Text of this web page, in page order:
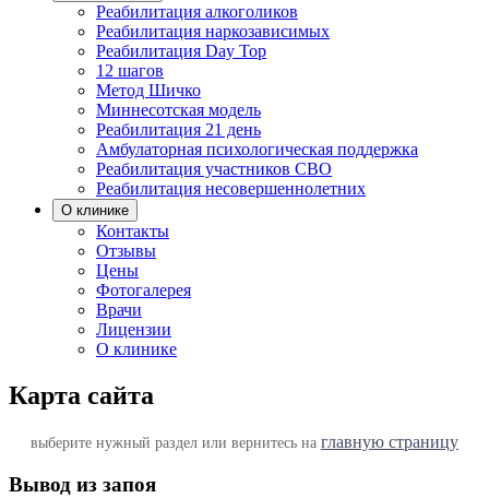
Реабилитация алкоголиков
Реабилитация наркозависимых
Реабилитация Day Top
12 шагов
Метод Шичко
Миннесотская модель
Реабилитация 21 день
Амбулаторная психологическая поддержка
Реабилитация участников СВО
Реабилитация несовершеннолетних
О клинике
Контакты
Отзывы
Цены
Фотогалерея
Врачи
Лицензии
О клинике
Карта сайта
выберите нужный раздел или вернитесь на главную страницу
Вывод из запоя